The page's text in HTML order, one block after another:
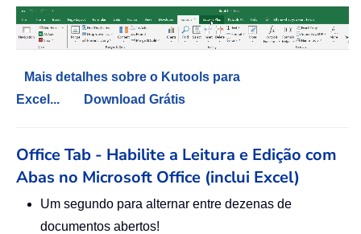
Mais detalhes sobre o Kutools para
Excel...
Download Grátis
Office Tab - Habilite a Leitura e Edição com
Abas no Microsoft Office (inclui Excel)
Um segundo para alternar entre dezenas de
documentos abertos!